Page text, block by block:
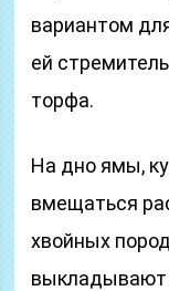
вариантом
ей
торфа.
На дно ямы,
вмещаться
хвойных
выкладывают